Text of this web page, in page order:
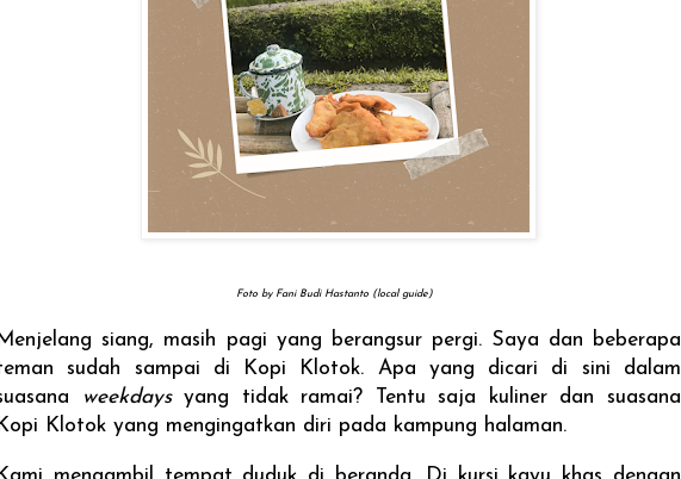
Foto by Fani Budi Hastanto (local guide)
Menjelang siang, masih pagi yang berangsur pergi. Saya dan beberapa
sudah sampai di Kopi Klotok. Apa yang dicari di sini dalam
weekdaysyang tidak ramai? Tentu saja kuliner dan suasana
Kopi Klotok yang mengingatkan diri pada kampung halaman.